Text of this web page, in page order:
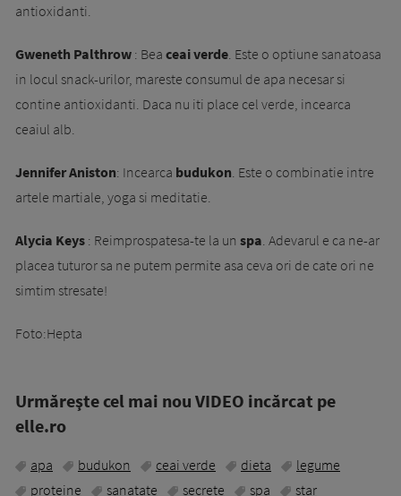
antioxidanti.
Gweneth Palthrow : Bea ceai verde. Este o optiune sanatoasa
in locul snack-urilor, mareste consumul de apa necesar si
contine antioxidanti. Daca nu iti place cel verde, incearca
ceaiul alb.
Jennifer Aniston: Incearca budukon. Este o combinatie intre
artele martiale, yoga si meditatie.
Alycia Keys : Reimprospatesa-te la un spa. Adevarul e ca ne-ar
placea tuturor sa ne putem permite asa ceva ori de cate ori ne
simtim stresate!
Foto:Hepta
Urmăreşte cel mai nou VIDEO incărcat pe
elle.ro
apa budukon ceai verde dieta
legume
proteine
sanatate secrete spa star